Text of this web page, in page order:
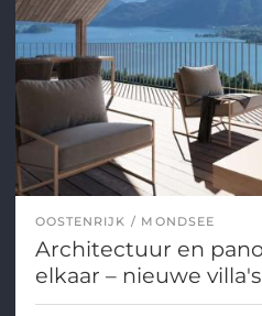
OOSTENRIJK MONDSEE
Architectuur en
elkaar – nieuwe
ongelooflijk mooi!